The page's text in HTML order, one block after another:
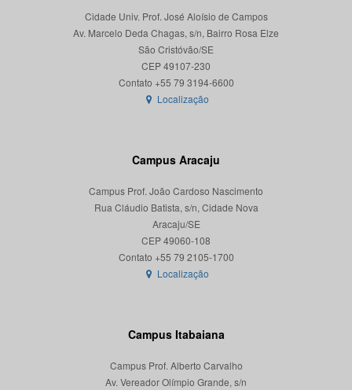
Cidade Univ. Prof. José Aloísio de Campos
Av. Marcelo Deda Chagas, s/n, Bairro Rosa Elze
São Cristóvão/SE
CEP 49107-230
Localização
Campus Aracaju
Campus Prof. João Cardoso Nascimento
Rua Cláudio Batista, s/n, Cidade Nova
Aracaju/SE
CEP 49060-108
Localização
Campus Itabaiana
Campus Prof. Alberto Carvalho
Av. Vereador Olímpio Grande, s/n